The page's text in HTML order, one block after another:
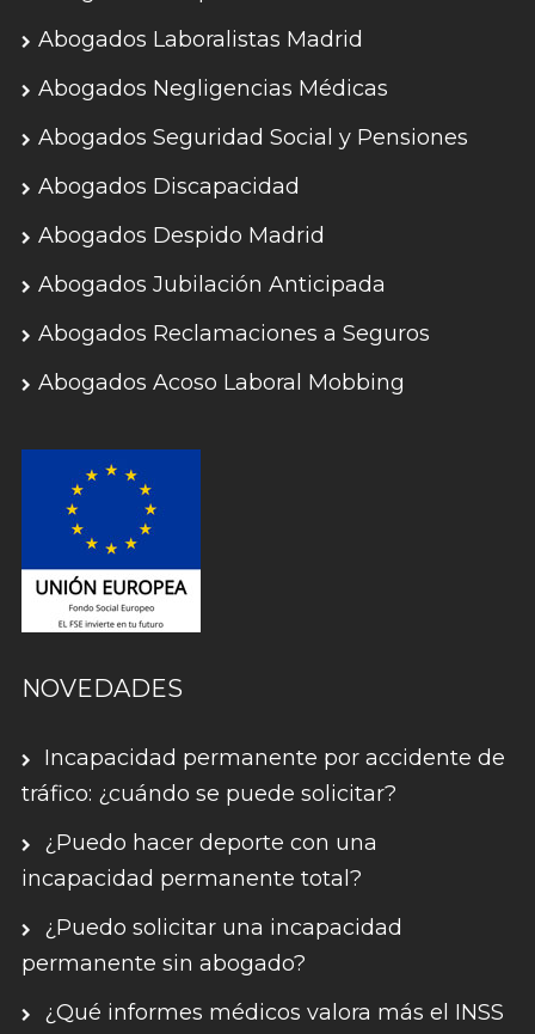
Abogados Laboralistas Madrid
Abogados Negligencias Médicas
Abogados Seguridad Social y Pensiones
Abogados Discapacidad
Abogados Despido Madrid
Abogados Jubilación Anticipada
Abogados Reclamaciones a Seguros
Abogados Acoso Laboral Mobbing
NOVEDADES
Incapacidad permanente por accidente de
tráfico: ¿cuándo se puede solicitar?
¿Puedo hacer deporte con una
incapacidad permanente total?
¿Puedo solicitar una incapacidad
permanente sin abogado?
¿Qué informes médicos valora más el INSS